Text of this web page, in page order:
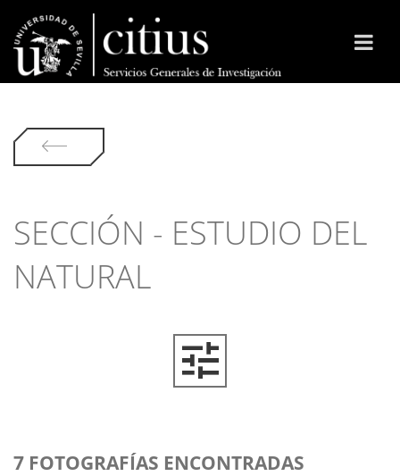
SECCIÓN - ESTUDIO DEL
NATURAL
7 FOTOGRAFÍAS ENCONTRADAS